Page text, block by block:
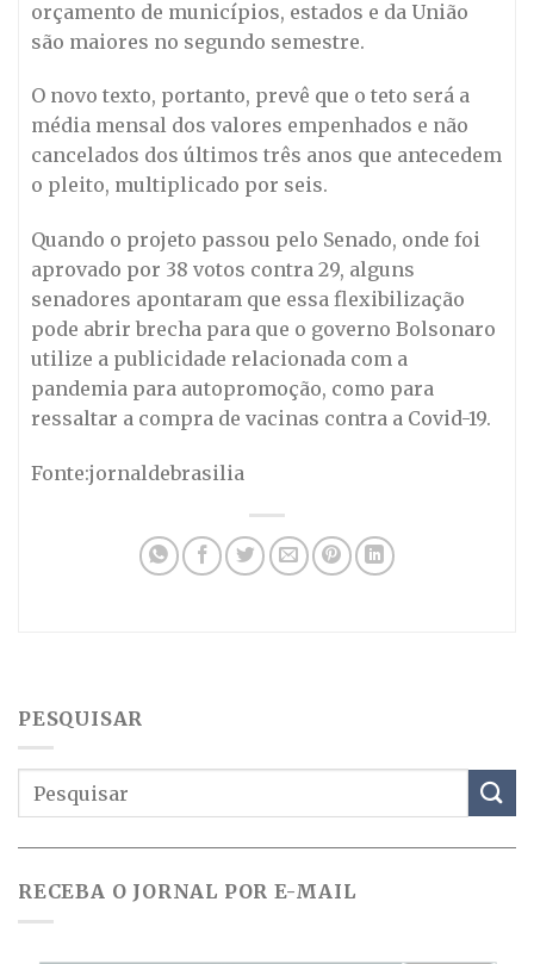
orçamento de municípios, estados e da União
são maiores no segundo semestre.
O novo texto, portanto, prevê que o teto será a
média mensal dos valores empenhados e não
cancelados dos últimos três anos que antecedem
o pleito, multiplicado por seis.
Quando o projeto passou pelo Senado, onde foi
aprovado por 38 votos contra 29, alguns
senadores apontaram que essa flexibilização
pode abrir brecha para que o governo Bolsonaro
utilize a publicidade relacionada com a
pandemia para autopromoção, como para
ressaltar a compra de vacinas contra a Covid-19.
Fonte:jornaldebrasilia
PESQUISAR
RECEBA O JORNAL POR E-MAIL